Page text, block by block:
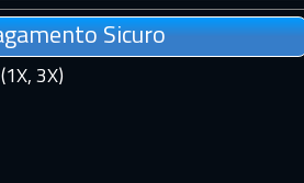
Sicuro
3X)